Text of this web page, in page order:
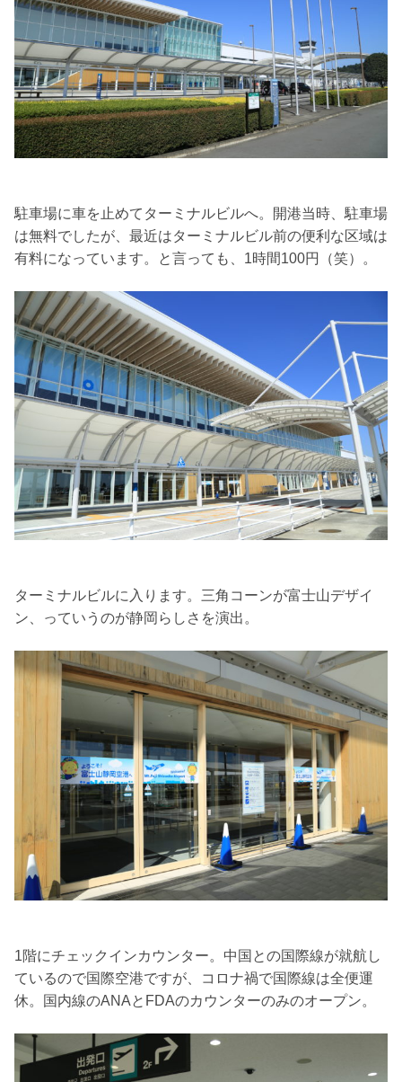
駐車場に車を止めてターミナルビルへ。開港当時、駐車場
は無料でしたが、最近はターミナルビル前の便利な区域は
有料になっています。と言っても、1時間100円（笑）。
ターミナルビルに入ります。三角コーンが富士山デザイ
ン、っていうのが静岡らしさを演出。
1階にチェックインカウンター。中国との国際線が就航し
ているので国際空港ですが、コロナ禍で国際線は全便運
休。国内線のANAとFDAのカウンターのみのオープン。